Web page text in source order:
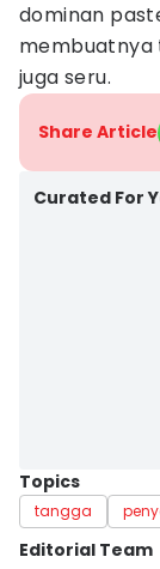
dominan
juga seru.
Share Article
Curated For
Topics
tangga
Editorial Team